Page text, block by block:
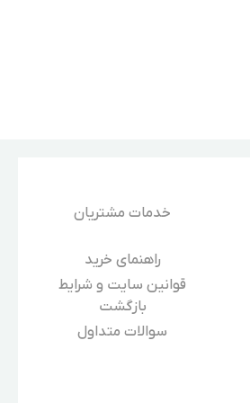
خدمات مشتریان
راهنمای خرید
قوانین سایت و شرایط
بازگشت
سوالات متداول